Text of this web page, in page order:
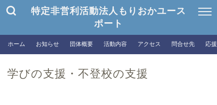
特定非営利活動法人もりおかユース
ポート
ホーム お知らせ 団体概要 活動内容 アクセス 問合せ先 応
学びの支援・不登校の支援